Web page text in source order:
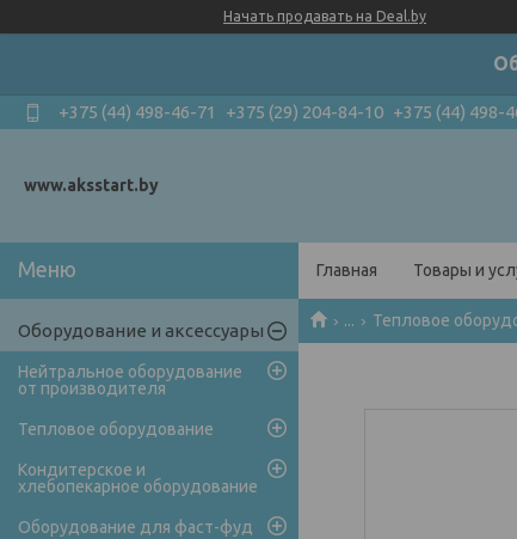
Начать продавать на Deal.by
+375 (44) 498-46-71 +375 (29) 204-84-10 +375 (44) 498-
www.aksstart.by
Главная Товары и
... Тепловое
Оборудование и аксессуары
Нейтральное оборудование
от производителя
Тепловое оборудование
Кондитерское и
хлебопекарное оборудование
Оборудование для фаст-фуд